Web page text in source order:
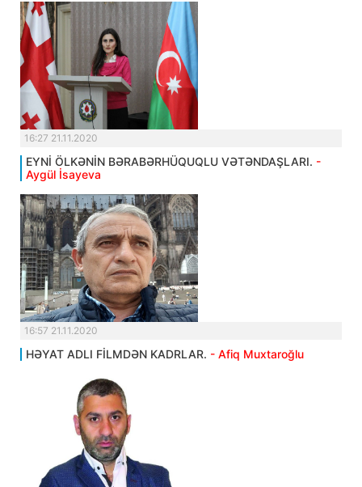
16:27 21.11.2020
EYNİ ÖLKƏNİN BƏRABƏRHÜQUQLU VƏTƏNDAŞLARI. -
Aygül İsayeva
16:57 21.11.2020
HƏYAT ADLI FİLMDƏN KADRLAR. - Afiq Muxtaroğlu